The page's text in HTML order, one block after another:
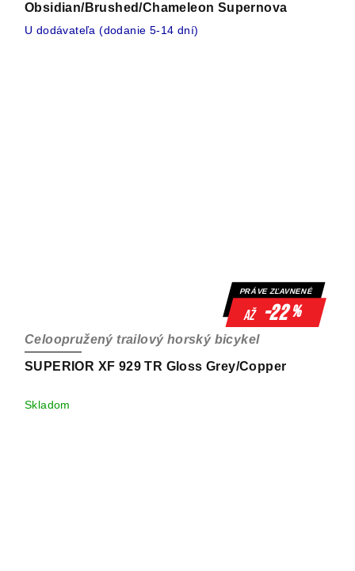
Obsidian/Brushed/Chameleon Supernova
U dodávateľa (dodanie 5-14 dní)
PRÁVE ZĽAVNENÉ
až -22%
SUPERIOR XF 929 TR Gloss Grey/Copper
Celoopružený trailový horský bicykel
Skladom